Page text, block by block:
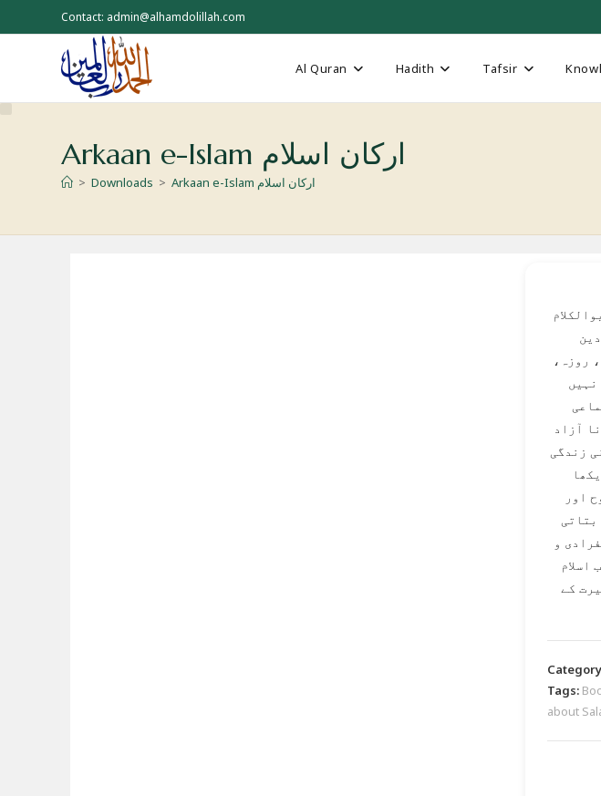
to
Contact: admin@alhamdolillah.com
Al Quran Hadith Tafsir
Arkaan e-Islam ارکان اسلام
> Downloads > Arkaan e-Islam ارکان اسلام
روزہ،
آزاد
زندگی
اور
و
اسلام
کے
Tags:
about